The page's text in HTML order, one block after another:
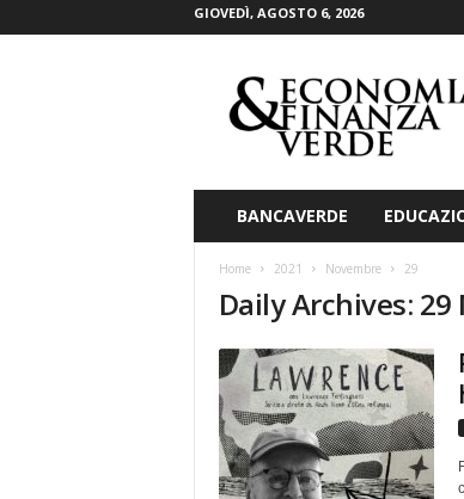
GIOVEDÌ, AGOSTO 6, 2026
BANCAVERDE
Home 2021 Novembre 29
Daily Archives: